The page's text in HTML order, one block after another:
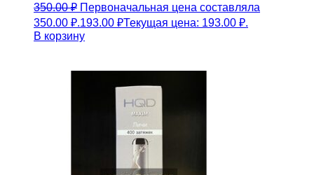
350.00₽ Первоначальная цена составляла
350.00 ₽.193.00 ₽Текущая цена: 193.00 ₽.
В корзину